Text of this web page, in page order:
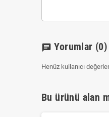
chat Yorumlar (0)
Henüz kullanıcı
Bu ürünü alan